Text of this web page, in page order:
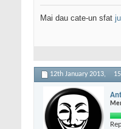
Mai dau cate-un sfat
12th January 2013,